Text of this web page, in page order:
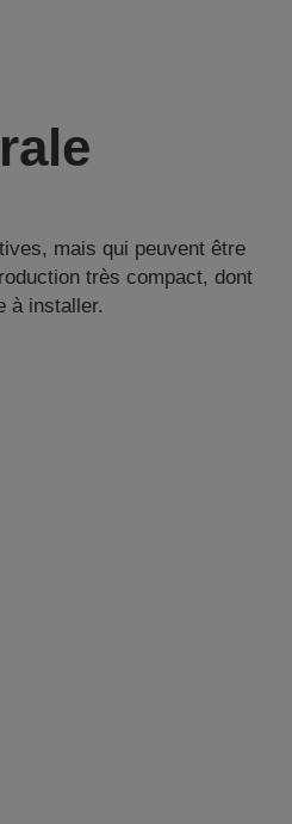
mais qui peuvent être
très compact, dont
à installer.